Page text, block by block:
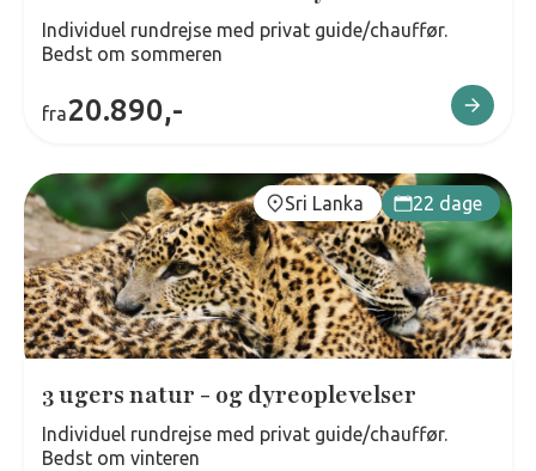
Individuel rundrejse med privat guide/chauffør.
Bedst om sommeren
fra20.890,-
Sri Lanka 22 dage
3 ugers natur - og dyreoplevelser
Individuel rundrejse med privat guide/chauffør.
Bedst om vinteren